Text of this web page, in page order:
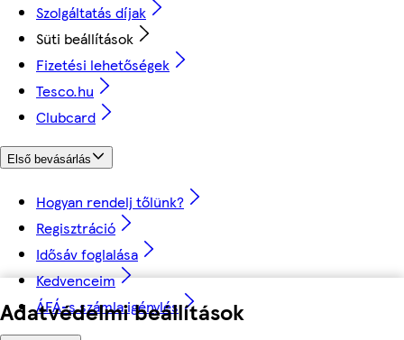
Adatvédelmi beállítások
Szolgáltatás díjak
Süti beállítások
Fizetési lehetőségek
Tesco.hu
Clubcard
Első bevásárlás
Hogyan rendelj tőlünk?
Regisztráció
Idősáv foglalása
Kedvenceim
ÁFÁ-s számla igénylés